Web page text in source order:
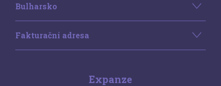
Bulharsko
Fakturační adresa
Expanze